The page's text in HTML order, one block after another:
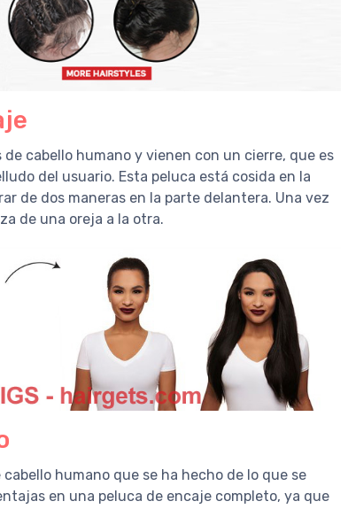
cabello humano y vienen con un cierre, que es
del usuario. Esta peluca está cosida en la
de dos maneras en la parte delantera. Una vez
de una oreja a la otra.
humano que se ha hecho de lo que se
en una peluca de encaje completo, ya que